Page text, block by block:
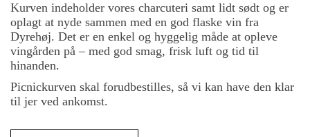
Kurven indeholder vores charcuteri samt lidt sødt og er
oplagt at nyde sammen med en god flaske vin fra
Dyrehøj. Det er en enkel og hyggelig måde at opleve
vingården på – med god smag, frisk luft og tid til
hinanden.
Picnickurven skal forudbestilles, så vi kan have den klar
til jer ved ankomst.